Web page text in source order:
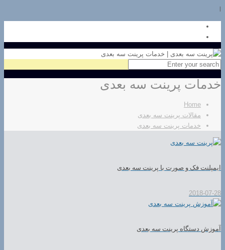
خدمات پرینت سه بعدی
Home
مقالات پرینت سه بعدی
خدمات پرینت سه بعدی
ایمپلنت فک و صورت با پرینت سه بعدی
2018-07-28
آموزش دستگاه پرینت سه بعدی